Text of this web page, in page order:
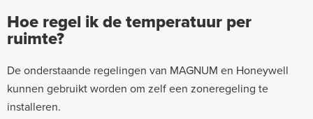
Hoe regel ik de temperatuur per
ruimte?
De onderstaande regelingen van MAGNUM en Honeywell
kunnen gebruikt worden om zelf een zoneregeling te
installeren.